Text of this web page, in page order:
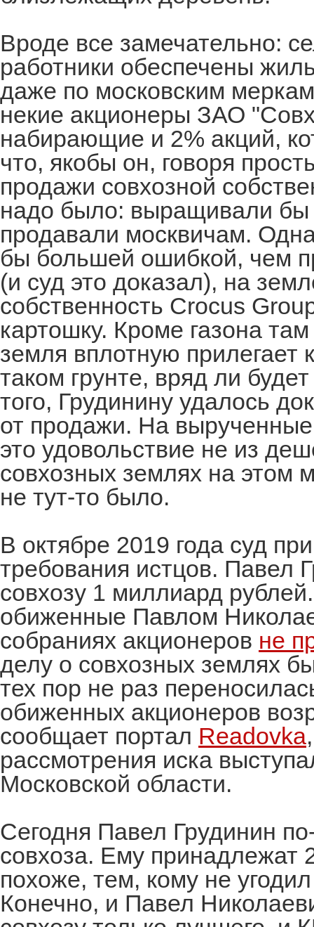
Вроде все замечательно:
работники обеспечены
даже по московским
некие акционеры ЗАО
набирающие и 2% акций,
что, якобы он, говоря
продажи совхозной
надо было: выращивали бы
продавали москвичам.
бы большей ошибкой, чем
(и суд это доказал), на
собственность Crocus
картошку. Кроме газона
земля вплотную
таком грунте, вряд ли
того, Грудинину удалось
от продажи. На
это удовольствие не из
совхозных землях на этом
не тут-то было.
В октябре 2019 года суд
требования истцов. Павел
совхозу 1 миллиард
обиженные Павлом
собраниях акционеров не
делу о совхозных землях
тех пор не раз
обиженных акционеров
сообщает портал Readovka
рассмотрения иска
Московской области.
Сегодня Павел Грудинин
совхоза. Ему принадлежат
похоже, тем, кому не
Конечно, и Павел